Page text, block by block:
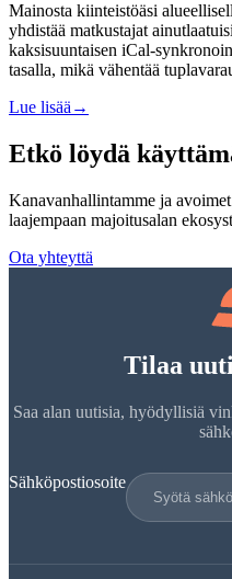
Mainosta kiinteistöäsi
yhdistää matkustajat
kaksisuuntaisen iCal-
tasalla, mikä vähentää
Lue lisää →
Etkö löydä
Kanavanhallintamme ja
laajempaan majoitusalan
Ota yhteyttä
Tilaa
Saa alan uutisia, hyödyllisiä
Sähköpostiosoite